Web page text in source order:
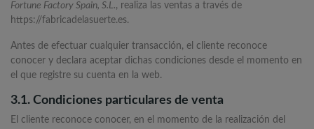
Fortune Factory Spain, S.L., realiza las ventas a través de
https://fabricadelasuerte.es.
Antes de efectuar cualquier transacción, el cliente reconoce
conocer y declara aceptar dichas condiciones desde el momento en
el que registre su cuenta en la web.
3.1. Condiciones particulares de venta
El cliente reconoce conocer, en el momento de la realización del